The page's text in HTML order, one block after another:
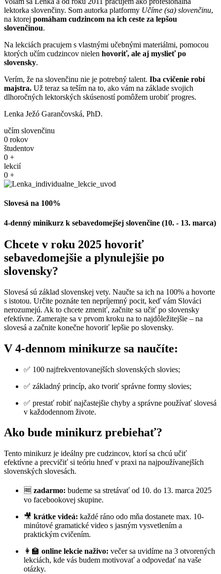
lektorka slovenčiny. Som autorka platformy Učíme (sa) slovenčinu,
na ktorej pomáham cudzincom na ich ceste za lepšou
slovenčinou.
Na lekciách pracujem s vlastnými učebnými materiálmi, pomocou
ktorých učím cudzincov nielen hovoriť, ale aj myslieť po
slovensky.
Verím, že na slovenčinu nie je potrebný talent. Iba cvičenie robí
majstra. Už teraz sa teším na to, ako vám na základe svojich
dlhoročných lektorských skúseností pomôžem urobiť progres.
Lenka Ježó Garančovská, PhD.
učím slovenčinu
0 rokov
študentov
0 +
lekcií
0 +
Slovesá na 100%
4-denný minikurz k sebavedomejšej slovenčine (10. - 13. marca)
Chcete v roku 2025 hovoriť
sebavedomejšie a plynulejšie po
slovensky?
Slovesá sú základ slovenskej vety. Naučte sa ich na 100% a hovorte
s istotou. Určite poznáte ten nepríjemný pocit, keď vám Slováci
nerozumejú. Ak to chcete zmeniť, začnite sa učiť po slovensky
efektívne. Zamerajte sa v prvom kroku na to najdôležitejšie – na
slovesá a začnite konečne hovoriť lepšie po slovensky.
V 4-dennom minikurze sa naučíte:
✅ 100 najfrekventovanejších slovenských slovies;
✅ základný princíp, ako tvoriť správne formy slovies;
✅ prestať robiť najčastejšie chyby a správne používať slovesá
v každodennom živote.
Ako bude minikurz prebiehať?
Tento minikurz je ideálny pre cudzincov, ktorí sa chcú učiť
efektívne a precvičiť si teóriu hneď v praxi na najpoužívanejších
slovenských slovesách.
🆓 zadarmo: budeme sa stretávať od 10. do 13. marca 2025
vo facebookovej skupine.
🎥 krátke videá: každé ráno odo mňa dostanete max. 10-
minútové gramatické video s jasným vysvetlením a
praktickým cvičením.
👩‍🏫 online lekcie naživo: večer sa uvidíme na 3 otvorených
lekciách, kde vás budem motivovať a odpovedať na vaše
otázky.